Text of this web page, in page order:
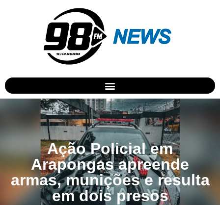
Ação Policial em
Arapongas apreende
armas, munições e resulta
em dois presos